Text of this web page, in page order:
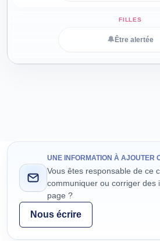
🔔 Être alertée
UNE INFORMATION À AJOUTER
Vous êtes responsable de ce
communiquer ou corriger des
page ?
Nous écrire